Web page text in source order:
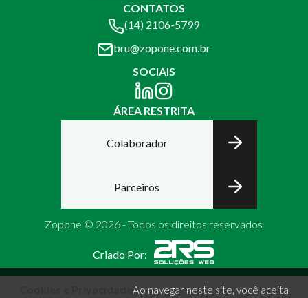
CONTATOS
(14) 2106-5799
bru@zopone.com.br
SOCIAIS
ÁREA RESTRITA
Colaborador
Parceiros
Zopone © 2026 - Todos os direitos reservados
Criado Por:
Ao navegar neste site, você aceita